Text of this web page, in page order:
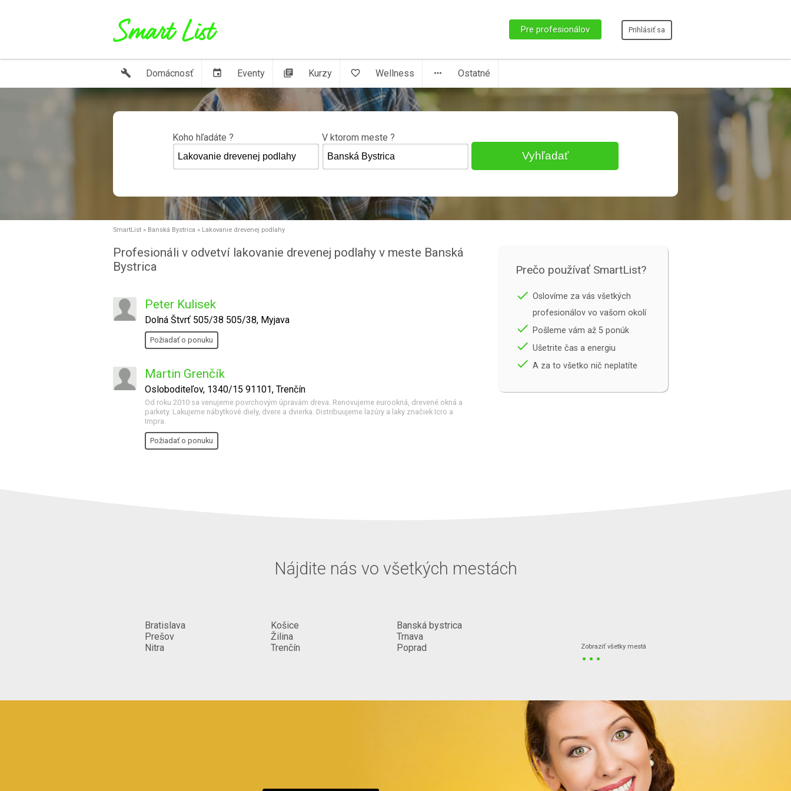
Pre profesionálov Prihlásiť sa
build Domácnosť event Eventy library_books Kurzy favorite_border Wellness more_horiz Ostatné
Koho hľadáte ? V ktorom meste ?
SmartList » Banská Bystrica » Lakovanie drevenej podlahy
Profesionáli v odvetví lakovanie drevenej podlahy v meste Banská
Bystrica
Peter Kulisek
Dolná Štvrť 505/38 505/38, Myjava
Požiadať o ponuku
Martin Grenčík
Osloboditeľov, 1340/15 91101, Trenčín
Od roku 2010 sa venujeme povrchovým úpravám dreva. Renovujeme eurookná, drevené okná a
parkety. Lakujeme nábytkové diely, dvere a dvierka. Distribuujeme lazúry a laky značiek Icro a
Impra.
Požiadať o ponuku
Prečo používať SmartList?
done Oslovíme za vás všetkých
profesionálov vo vašom okolí
done Pošleme vám až 5 ponúk
done Ušetrite čas a energiu
done A za to všetko nič neplatíte
Nájdite nás vo všetkých mestách
Bratislava
Prešov
Nitra
Košice
Žilina
Trenčín
Banská bystrica
Trnava
Poprad
Zobraziť všetky mestá
...